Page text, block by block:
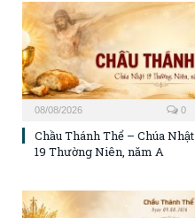
08/08/2026 0
Chầu Thánh Thể – Chúa Nhật
19 Thường Niên, năm A